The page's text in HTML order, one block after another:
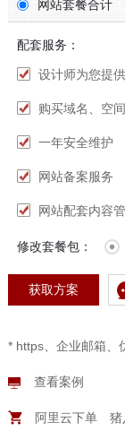
网站套餐合计
配套服务：
设计师为您提
购买域名、空
一年安全维护
网站备案服务
网站配套内容
修改套餐包：
获取方案
* https、企业邮箱、
查看案例
阿里云下单 猪